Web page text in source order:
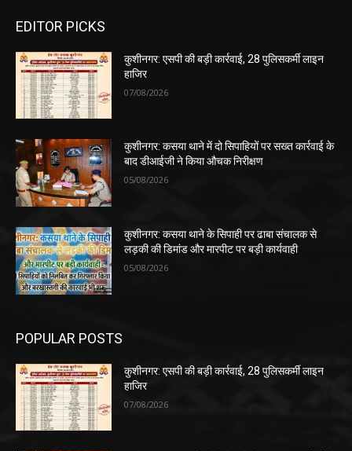
EDITOR PICKS
कुशीनगर: एसपी की बड़ी कार्रवाई, 28 पुलिसकर्मी लाइन
हाजिर
07/08/2026
कुशीनगर: कसया थाने में दो सिपाहियों पर सख्त कार्रवाई के
बाद डीआईजी ने किया औचक निरीक्षण
05/08/2026
कुशीनगर: कसया थाने के सिपाही पर ढाबा संचालक से
लड़की की डिमांड और मारपीट पर बड़ी कार्यवाही
05/08/2026
POPULAR POSTS
कुशीनगर: एसपी की बड़ी कार्रवाई, 28 पुलिसकर्मी लाइन
हाजिर
07/08/2026